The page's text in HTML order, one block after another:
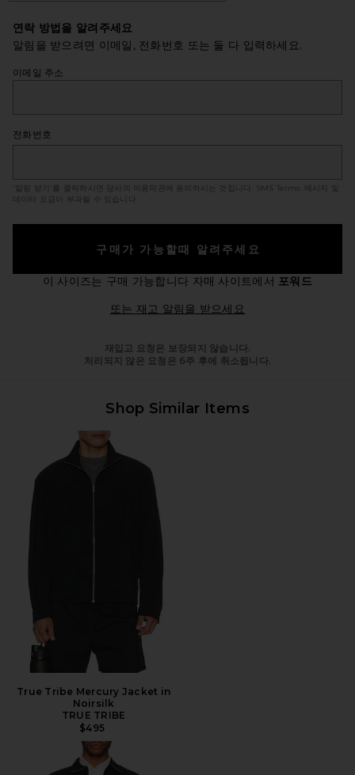
연락 방법을 알려주세요
알림을 받으려면 이메일, 전화번호 또는 둘 다 입력하세요.
이메일 주소
전화번호
'알림 받기'를 클릭하시면 당사의 이용약관에 동의하시는 것입니다. SMS Terms
. 메시지 및
데이터 요금이 부과될 수 있습니다.
구매가 가능할때 알려주세요
이 사이즈는 구매 가능합니다 자매 사이트에서 포워드
또는 재고 알림을 받으세요
재입고 요청은 보장되지 않습니다.
처리되지 않은 요청은 6주 후에 취소됩니다.
Shop Similar Items
True Tribe Mercury Jacket in
Noirsilk
TRUE TRIBE
$495